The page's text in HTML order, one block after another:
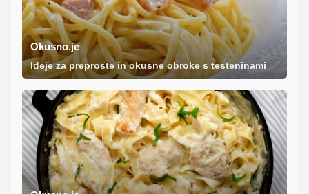
Okusno.je
Ideje za preproste in okusne obroke s testeninami